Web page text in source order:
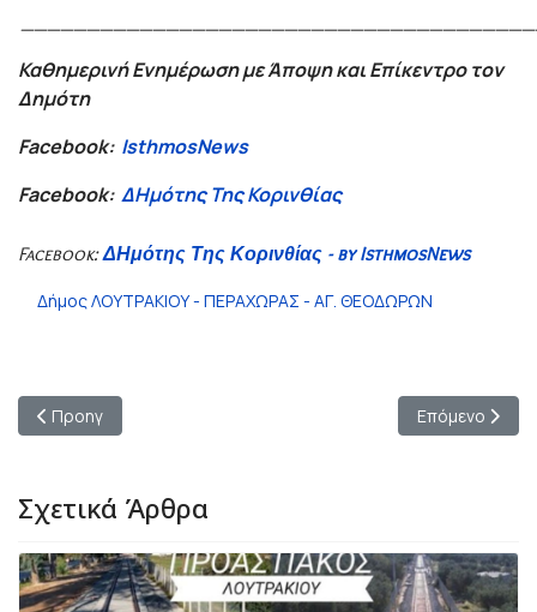
Καθημερινή Ενημέρωση με Άποψη και Επίκεντρο τον
Δημότη
Facebook: IsthmosNews
Facebook: ΔΗμότης Της Κορινθίας
Facebook:ΔΗμότης Της Κορινθίας - by IsthmosNews
Δήμος ΛΟΥΤΡΑΚΙΟΥ - ΠΕΡΑΧΩΡΑΣ - ΑΓ. ΘΕΟΔΩΡΩΝ
Προηγούμενο άρθρο: Ενίσχυση με οκτώ ποδοσφαιριστές για
Προηγ Επόμενο
Επόμενο
Σχετικά Άρθρα